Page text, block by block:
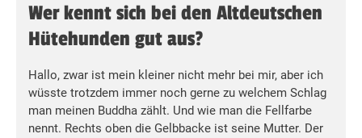
Wer kennt sich bei den Altdeutschen
Hütehunden gut aus?
Hallo, zwar ist mein kleiner nicht mehr bei mir, aber ich
wüsste trotzdem immer noch gerne zu welchem Schlag
man meinen Buddha zählt. Und wie man die Fellfarbe
nennt. Rechts oben die Gelbbacke ist seine Mutter. Der